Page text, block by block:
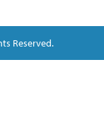
Reserved.